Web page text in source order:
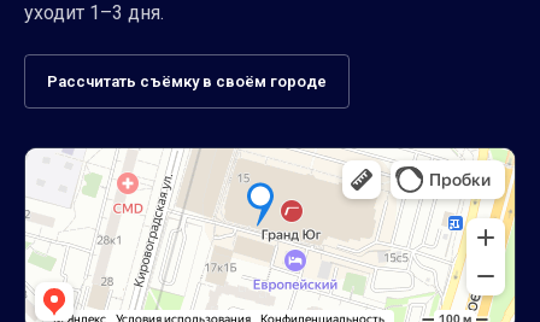
уходит 1–3 дня.
Рассчитать съёмку в своём городе